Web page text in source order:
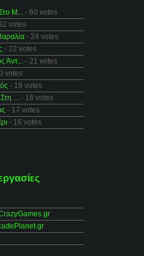
Μ... - 60 votes
votes
- 24 votes
- 22 votes
Άντ... - 21 votes
votes
- 19 votes
... - 18 votes
- 17 votes
- 16 votes